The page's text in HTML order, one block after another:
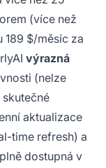
(více než
189 $/měsíc za
výrazná
(nelze
aktualizace
time refresh) a
dostupná v